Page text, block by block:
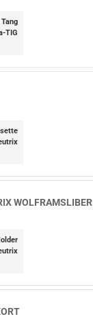
TIG
WOLFRAMSLIBER